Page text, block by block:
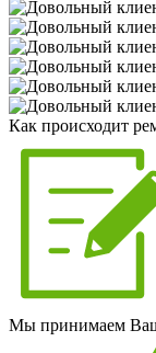
Как происходит
Мы принимаем